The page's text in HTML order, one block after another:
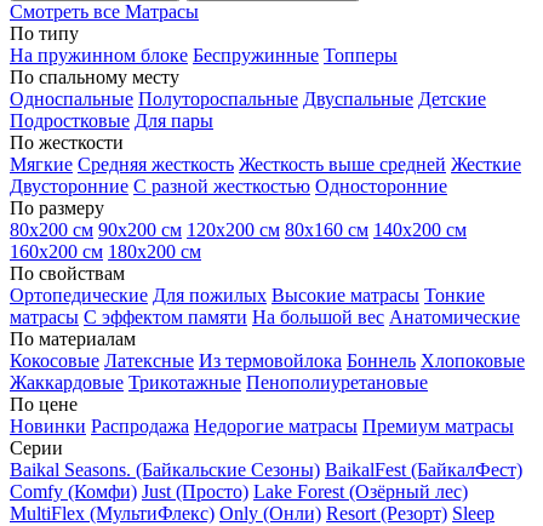
Смотреть все Матрасы
По типу
На пружинном блоке Беспружинные Топперы
По спальному месту
Односпальные Полутороспальные Двуспальные Детские
Подростковые Для пары
По жесткости
Мягкие Средняя жесткость Жесткость выше средней Жесткие
Двусторонние С разной жесткостью Односторонние
По размеру
80х200 см 90х200 см 120х200 см 80х160 см 140х200 см
160х200 см 180х200 см
По свойствам
Ортопедические Для пожилых Высокие матрасы Тонкие
матрасы С эффектом памяти На большой вес Анатомические
По материалам
Кокосовые Латексные Из термовойлока Боннель Хлопоковые
Жаккардовые Трикотажные Пенополиуретановые
По цене
Новинки Распродажа Недорогие матрасы Премиум матрасы
Серии
Baikal Seasons. (Байкальские Сезоны) BaikalFest (БайкалФест)
Comfy (Комфи) Just (Просто) Lake Forest (Озёрный лес)
MultiFlex (МультиФлекс) Only (Онли) Resort (Резорт) Sleep